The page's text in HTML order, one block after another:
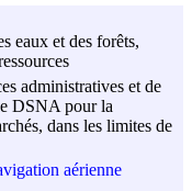
eaux et des forêts,
administratives et de
DSNA pour la
dans les limites de
aérienne